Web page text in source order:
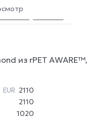
из rPET AWARE™,
EUR 2110
2110
1020